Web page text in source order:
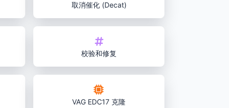
取消催化 (Decat)
校验和修复
VAG EDC17 克隆